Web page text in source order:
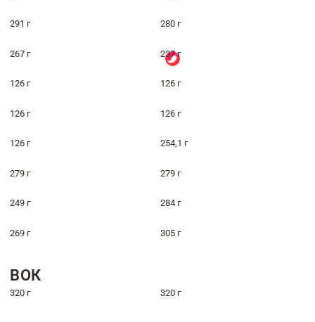
291 г 280 г
267 г 237 г
126 г 126 г
126 г 126 г
126 г 254,1 г
279 г 279 г
249 г 284 г
269 г 305 г
ВОК
320 г 320 г